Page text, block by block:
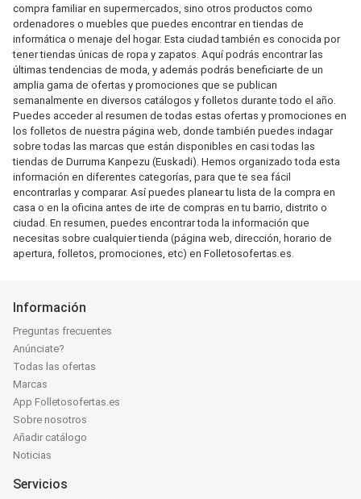
compra familiar en supermercados, sino otros productos como
ordenadores o muebles que puedes encontrar en tiendas de
informática o menaje del hogar. Esta ciudad también es conocida por
tener tiendas únicas de ropa y zapatos. Aquí podrás encontrar las
últimas tendencias de moda, y además podrás beneficiarte de un
amplia gama de ofertas y promociones que se publican
semanalmente en diversos catálogos y folletos durante todo el año.
Puedes acceder al resumen de todas estas ofertas y promociones en
los folletos de nuestra página web, donde también puedes indagar
sobre todas las marcas que están disponibles en casi todas las
tiendas de Durruma Kanpezu (Euskadi). Hemos organizado toda esta
información en diferentes categorías, para que te sea fácil
encontrarlas y comparar. Así puedes planear tu lista de la compra en
casa o en la oficina antes de irte de compras en tu barrio, distrito o
ciudad. En resumen, puedes encontrar toda la información que
necesitas sobre cualquier tienda (página web, dirección, horario de
apertura, folletos, promociones, etc) en Folletosofertas.es.
Información
Preguntas frecuentes
Anúnciate?
Todas las ofertas
Marcas
App Folletosofertas.es
Sobre nosotros
Añadir catálogo
Noticias
Servicios